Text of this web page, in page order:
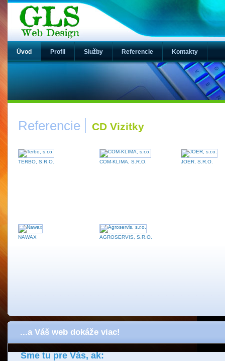
Úvod Profil Služby Referencie Kontakty
Referencie CD Vizitky
TERBO, S.R.O. COM-KLIMA, S.R.O. JOER, S.R.O.
NAWAX AGROSERVIS, S.R.O.
...a Váš web dokáže viac!
Sme tu pre Vás, ak: